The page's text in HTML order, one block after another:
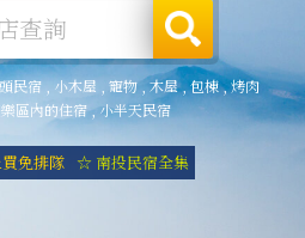
民宿,小木屋 寵物,木屋,包棟,烤肉
區內的住宿, 小半天民宿
免排隊 ☆ 南投民宿全集